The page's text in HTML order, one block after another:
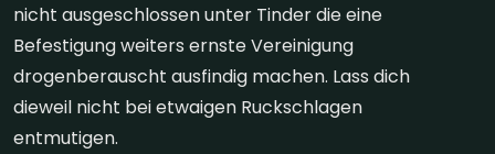
nicht ausgeschlossen unter Tinder die eine
Befestigung weiters ernste Vereinigung
drogenberauscht ausfindig machen. Lass dich
dieweil nicht bei etwaigen Ruckschlagen
entmutigen.